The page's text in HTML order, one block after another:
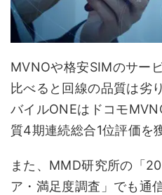
MVNOや格安SIMのサー
比べると回線の品質は劣
バイルONEはドコモ
質4期連続総合1位評価を
また、MMD研究所の「
ア・満足度調査」でも通